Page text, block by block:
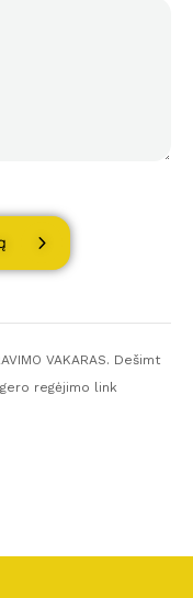
VAKARAS. Dešimt
regėjimo link